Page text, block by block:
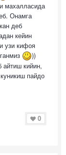
махалласида
Онамга
деб
кейин
узи кифоя
))
айтиш кийин,
пайдо
0